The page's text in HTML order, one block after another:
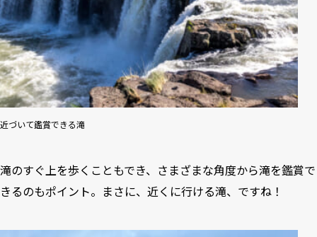
近づいて鑑賞できる滝
滝のすぐ上を歩くこともでき、さまざまな角度から滝を鑑賞で
きるのもポイント。まさに、近くに行ける滝、ですね！